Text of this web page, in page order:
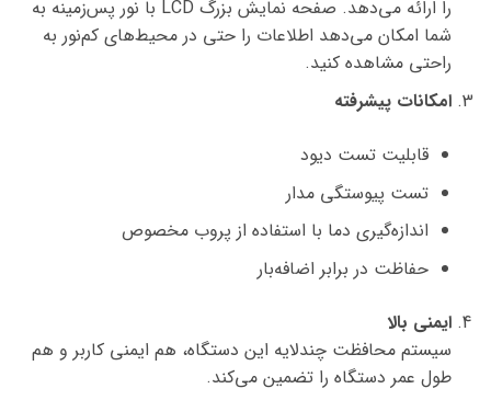
را ارائه می‌دهد. صفحه نمایش بزرگ LCD با نور پس‌زمینه به
شما امکان می‌دهد اطلاعات را حتی در محیط‌های کم‌نور به
راحتی مشاهده کنید.
امکانات پیشرفته
قابلیت تست دیود
تست پیوستگی مدار
اندازه‌گیری دما با استفاده از پروب مخصوص
حفاظت در برابر اضافه‌بار
ایمنی بالا
سیستم محافظت چندلایه این دستگاه، هم ایمنی کاربر و هم
طول عمر دستگاه را تضمین می‌کند.